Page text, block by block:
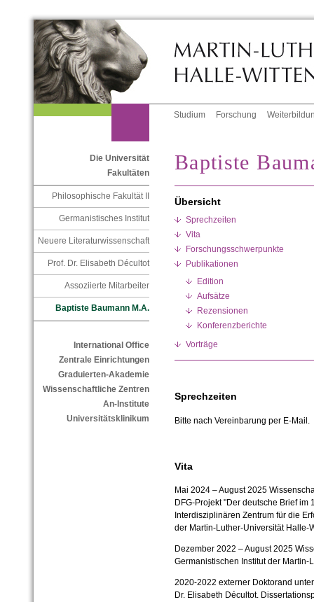
Studium Forschung
Die Universität
Fakultäten
Philosophische Fakultät II
Germanistisches Institut
Neuere Literaturwissenschaft
Prof. Dr. Elisabeth Décultot
Assoziierte Mitarbeiter
Baptiste Baumann M.A.
International Office
Zentrale Einrichtungen
Graduierten-Akademie
Wissenschaftliche Zentren
An-Institute
Universitätsklinikum
Baptiste
Übersicht
Sprechzeiten
Vita
Forschungsschwerpunkte
Publikationen
Edition
Aufsätze
Rezensionen
Konferenzberichte
Vorträge
Sprechzeiten
Bitte nach Vereinbarung per E-Mail.
Vita
Mai 2024 – August 2025
DFG-Projekt "Der deutsche Brief im
Interdisziplinären Zentrum für die
der Martin-Luther-Universität Halle-
Dezember 2022 – August 2025
Germanistischen Institut der
2020-2022 externer Doktorand
Dr. Elisabeth Décultot.